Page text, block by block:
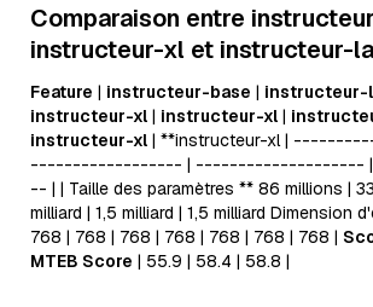
Comparaison entre
instructeur-xl et instructeur-
Feature | instructeur-base | instructeur-
instructeur-xl | instructeur-xl |
instructeur-xl | **instructeur-xl |
------------------ | --------------------
-- | | Taille des paramètres ** 86 millions |
milliard | 1,5 milliard | 1,5 milliard Dimension
768 | 768 | 768 | 768 | 768 | 768 | 768 |
MTEB Score | 55.9 | 58.4 | 58.8 |